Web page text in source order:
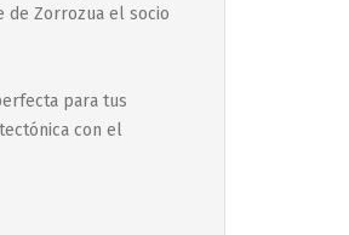
de Zorrozua el socio
para tus
con el